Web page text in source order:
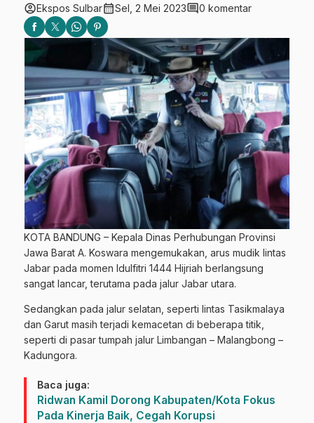
account_circleEkspos Sulbarcalendar_monthSel, 2 Mei 2023comment0 komentar
KOTA BANDUNG – Kepala Dinas Perhubungan Provinsi
Jawa Barat A. Koswara mengemukakan, arus mudik lintas
Jabar pada momen Idulfitri 1444 Hijriah berlangsung
sangat lancar, terutama pada jalur Jabar utara.
Sedangkan pada jalur selatan, seperti lintas Tasikmalaya
dan Garut masih terjadi kemacetan di beberapa titik,
seperti di pasar tumpah jalur Limbangan – Malangbong –
Kadungora.
Baca juga:
Ridwan Kamil Dorong Kabupaten/Kota Fokus
Pada Kinerja Baik, Cegah Korupsi